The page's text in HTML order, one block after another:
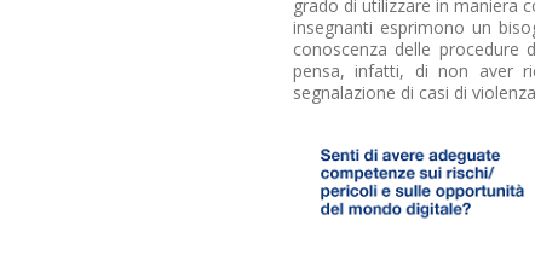
grado di utilizzare in maniera
insegnanti esprimono un
conoscenza delle procedure
pensa, infatti, di non aver
segnalazione di casi di